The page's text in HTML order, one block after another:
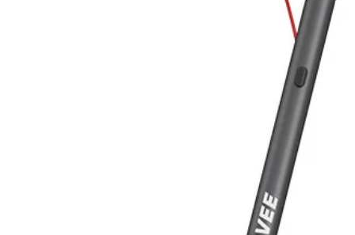
Portata massima aria: 1000m3/h
Velocità massima dell’aria in
Massima area raffrescata: 30 m2
Capacità massima serbatoio: 30 lt
Massima rumorosità: 65 dBA
Potenza: 230V 170 W
Dimensioni in cm: larg 36; prof 52;
Doppio isolamento elettrico; CE